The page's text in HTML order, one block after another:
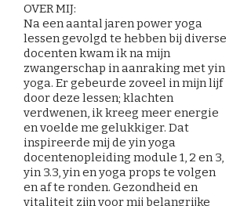
OVER MIJ:
Na een aantal jaren power yoga
lessen gevolgd te hebben bij diverse
docenten kwam ik na mijn
zwangerschap in aanraking met yin
yoga. Er gebeurde zoveel in mijn lijf
door deze lessen; klachten
verdwenen, ik kreeg meer energie
en voelde me gelukkiger. Dat
inspireerde mij de yin yoga
docentenopleiding module 1, 2 en 3,
yin 3.3, yin en yoga props te volgen
en af te ronden. Gezondheid en
vitaliteit zijn voor mij belangrijke